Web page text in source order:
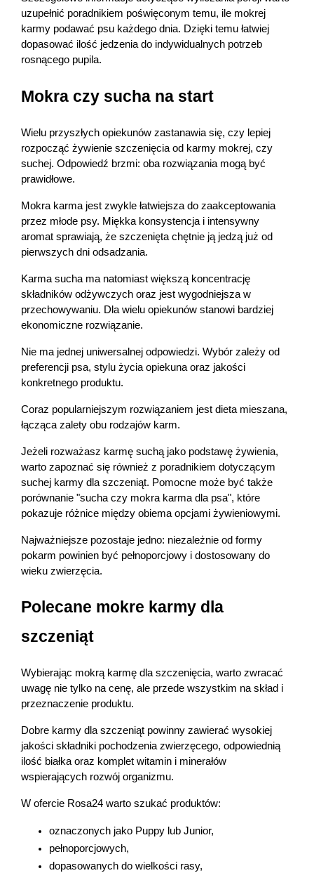
uzupełnić poradnikiem poświęconym temu, ile mokrej
karmy podawać psu każdego dnia. Dzięki temu łatwiej
dopasować ilość jedzenia do indywidualnych potrzeb
rosnącego pupila.
Mokra czy sucha na start
Wielu przyszłych opiekunów zastanawia się, czy lepiej
rozpocząć żywienie szczenięcia od karmy mokrej, czy
suchej. Odpowiedź brzmi: oba rozwiązania mogą być
prawidłowe.
Mokra karma jest zwykle łatwiejsza do zaakceptowania
przez młode psy. Miękka konsystencja i intensywny
aromat sprawiają, że szczenięta chętnie ją jedzą już od
pierwszych dni odsadzania.
Karma sucha ma natomiast większą koncentrację
składników odżywczych oraz jest wygodniejsza w
przechowywaniu. Dla wielu opiekunów stanowi bardziej
ekonomiczne rozwiązanie.
Nie ma jednej uniwersalnej odpowiedzi. Wybór zależy od
preferencji psa, stylu życia opiekuna oraz jakości
konkretnego produktu.
Coraz popularniejszym rozwiązaniem jest dieta mieszana,
łącząca zalety obu rodzajów karm.
Jeżeli rozważasz karmę suchą jako podstawę żywienia,
warto zapoznać się również z poradnikiem dotyczącym
suchej karmy dla szczeniąt. Pomocne może być także
porównanie "sucha czy mokra karma dla psa", które
pokazuje różnice między obiema opcjami żywieniowymi.
Najważniejsze pozostaje jedno: niezależnie od formy
pokarm powinien być pełnoporcjowy i dostosowany do
wieku zwierzęcia.
Polecane mokre karmy dla
szczeniąt
Wybierając mokrą karmę dla szczenięcia, warto zwracać
uwagę nie tylko na cenę, ale przede wszystkim na skład i
przeznaczenie produktu.
Dobre karmy dla szczeniąt powinny zawierać wysokiej
jakości składniki pochodzenia zwierzęcego, odpowiednią
ilość białka oraz komplet witamin i minerałów
wspierających rozwój organizmu.
W ofercie Rosa24 warto szukać produktów:
oznaczonych jako Puppy lub Junior,
pełnoporcjowych,
dopasowanych do wielkości rasy,